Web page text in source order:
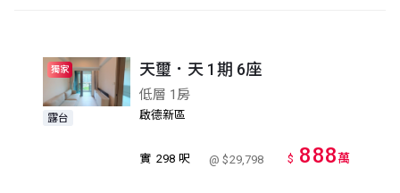
獨家
露台
天璽．天 1期 6座
低層 1房
啟德新區
實 298 呎 @ $29,798 $ 888萬